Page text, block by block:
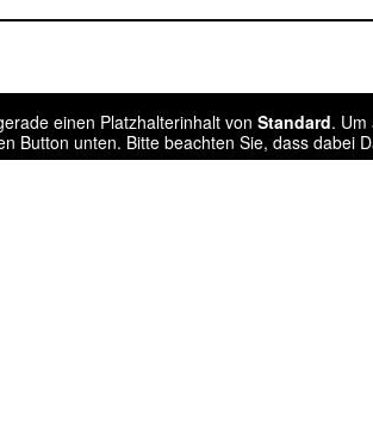
einen Platzhalterinhalt von Standard. Um
Button unten. Bitte beachten Sie, dass dabei